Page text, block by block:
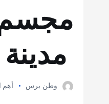
مجسم
وطن برس أهم